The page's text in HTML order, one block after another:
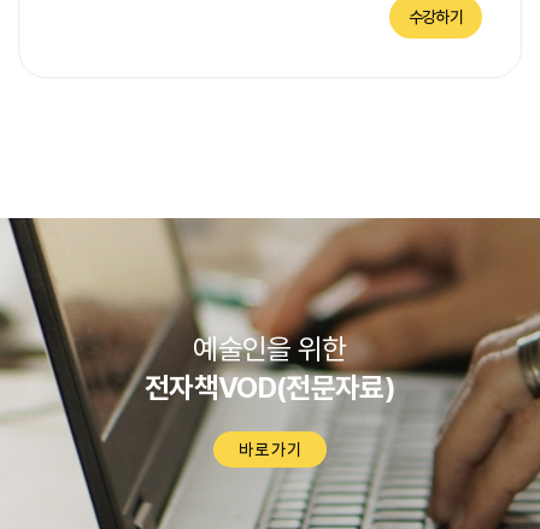
예술인을 위한
전자책VOD(전문자료)
바로가기